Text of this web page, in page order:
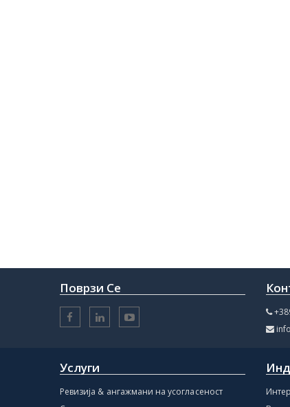
Поврзи Се
Услуги
Ревизија & ангажмани на усогласеност